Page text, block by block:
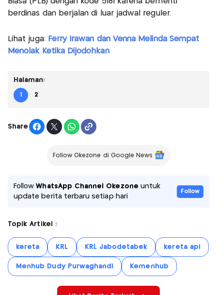
berdinas dan berjalan di luar jadwal reguler.
Lihat juga: Ferry Irawan dan Venna Melinda Sempat
Menolak Ketika Dijodohkan
Halaman:
1 2
Share
Follow Okezone di Google News
FollowWhatsApp Channel Okezone untuk
update berita terbaru setiap hari
Follow
Topik Artikel :
kereta KRL KRL Jabodetabek kereta api
Menhub Dudy Purwaghandi Kemenhub